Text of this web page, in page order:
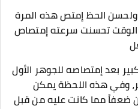
ولحسن الحظ إمتص هذه المرة
الوقت تحسنت سرعته إمتصاص
بعد إمتصاصه للجوهر الأول
وفي هذه اللحظة يمكن
ضعفاً مما كانت عليه من قبل